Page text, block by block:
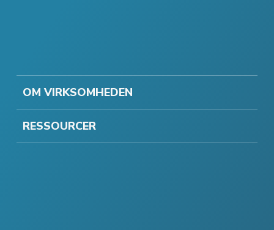
OM VIRKSOMHEDEN
RESSOURCER